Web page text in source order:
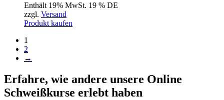
Enthält 19% MwSt. 19 % DE
zzgl. Versand
Produkt kaufen
1
2
→
Erfahre, wie andere unsere Online
Schweißkurse erlebt haben